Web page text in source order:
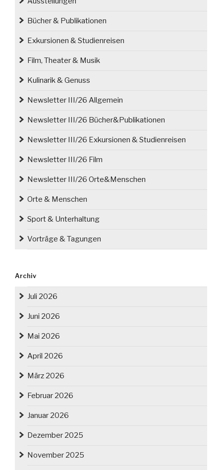
Bücher & Publikationen
Exkursionen & Studienreisen
Film, Theater & Musik
Kulinarik & Genuss
Newsletter III/26 Allgemein
Newsletter III/26 Bücher&Publikationen
Newsletter III/26 Exkursionen & Studienreisen
Newsletter III/26 Film
Newsletter III/26 Orte&Menschen
Orte & Menschen
Sport & Unterhaltung
Vorträge & Tagungen
Archiv
Juli 2026
Juni 2026
Mai 2026
April 2026
März 2026
Februar 2026
Januar 2026
Dezember 2025
November 2025